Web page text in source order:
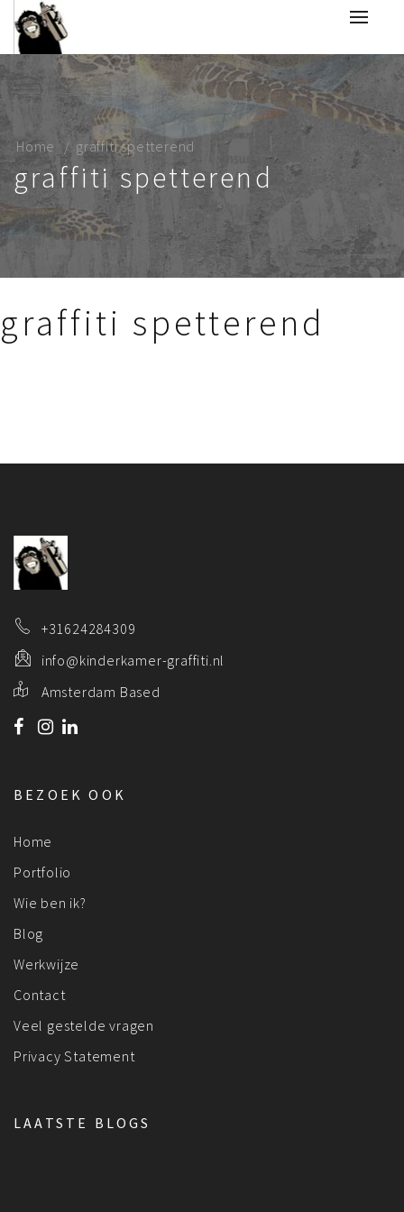
Home graffiti spetterend
graffiti spetterend
graffiti spetterend
+31624284309
info@kinderkamer-graffiti.nl
Amsterdam Based
BEZOEK OOK
Home
Portfolio
Wie ben ik?
Blog
Werkwijze
Contact
Veel gestelde vragen
Privacy Statement
LAATSTE BLOGS